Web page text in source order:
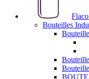
Bouteilles